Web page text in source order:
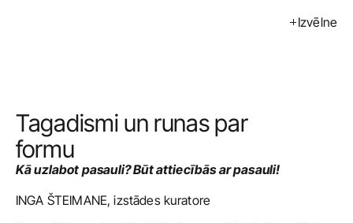
Izvēlne
Mākslinieki
Kalendārs
Pirkt
Tagadismi un runas par
formu
Kā uzlabot pasauli? Būt attiecībās ar pasauli!
INGA ŠTEIMANE, izstādes kuratore